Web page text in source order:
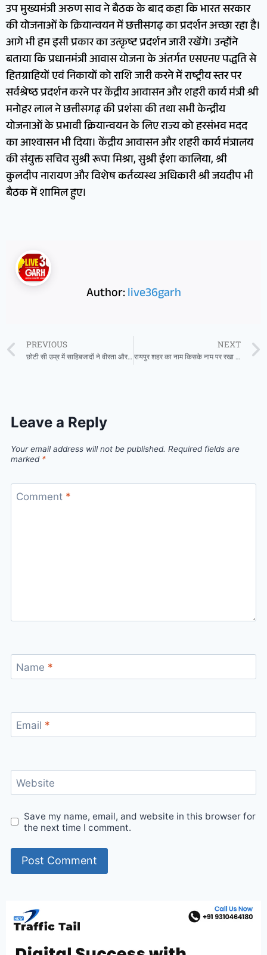
उप मुख्यमंत्री अरुण साव ने बैठक के बाद कहा कि भारत सरकार
की योजनाओं के क्रियान्वयन में छत्तीसगढ़ का प्रदर्शन अच्छा रहा है।
आगे भी हम इसी प्रकार का उत्कृष्ट प्रदर्शन जारी रखेंगे। उन्होंने
बताया कि प्रधानमंत्री आवास योजना के अंतर्गत एसएनए पद्धति से
हितग्राहियों एवं निकायों को राशि जारी करने में राष्ट्रीय स्तर पर
सर्वश्रेष्ठ प्रदर्शन करने पर केंद्रीय आवासन और शहरी कार्य मंत्री श्री
मनोहर लाल ने छत्तीसगढ़ की प्रशंसा की तथा सभी केन्द्रीय
योजनाओं के प्रभावी क्रियान्वयन के लिए राज्य को हरसंभव मदद
का आश्वासन भी दिया। केंद्रीय आवासन और शहरी कार्य मंत्रालय
की संयुक्त सचिव सुश्री रूपा मिश्रा, सुश्री ईशा कालिया, श्री
कुलदीप नारायण और विशेष कर्तव्यस्थ अधिकारी श्री जयदीप भी
बैठक में शामिल हुए।
Author:live36garh
PREVIOUS
छोटी सी उम्र में साहिबजादों ने वीरता और गौरव की जो मिसाल पेश की, वह युगों तक प्रेरणा देती रहेगी – मुख्यमंत्री विष्णुदेव साय
NEXT
रायपुर शहर का नाम किसके नाम पर रखा गया? केमिस्ट भर्ती परीक्षा में पूछा गए ये सवाल, देखकर छूट जाएंगे पसीने
Leave a Reply
Your email address will not be published. Required fields are
marked *
Comment *
Name *
Email *
Website
Save my name, email, and website in this browser for
the next time I comment.